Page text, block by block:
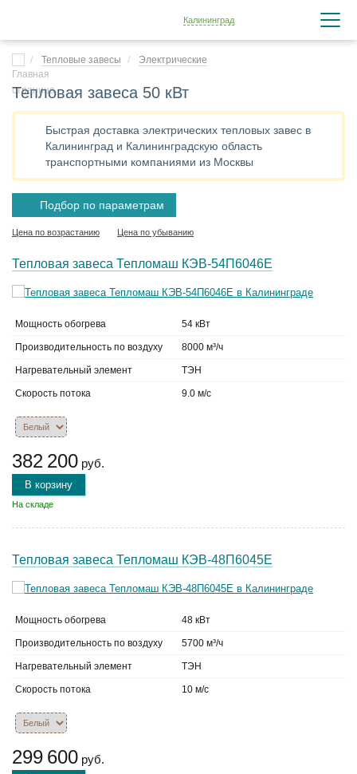
Калининград
Тепловые завесы Электрические
Тепловая завеса 50 кВт
Быстрая доставка электрических тепловых завес в
Калининград и Калининградскую область
транспортными компаниями из Москвы
Подбор по параметрам
Цена по возрастанию Цена по убыванию
Тепловая завеса Тепломаш КЭВ-54П6046Е
Мощность обогрева 54 кВт
Производительность по воздуху 8000 м³/ч
Нагревательный элемент ТЭН
Скорость потока 9.0 м/с
382 200 руб.
В корзину
На складе
Тепловая завеса Тепломаш КЭВ-48П6045Е
Мощность обогрева 48 кВт
Производительность по воздуху 5700 м³/ч
Нагревательный элемент ТЭН
Скорость потока 10 м/с
299 600 руб.